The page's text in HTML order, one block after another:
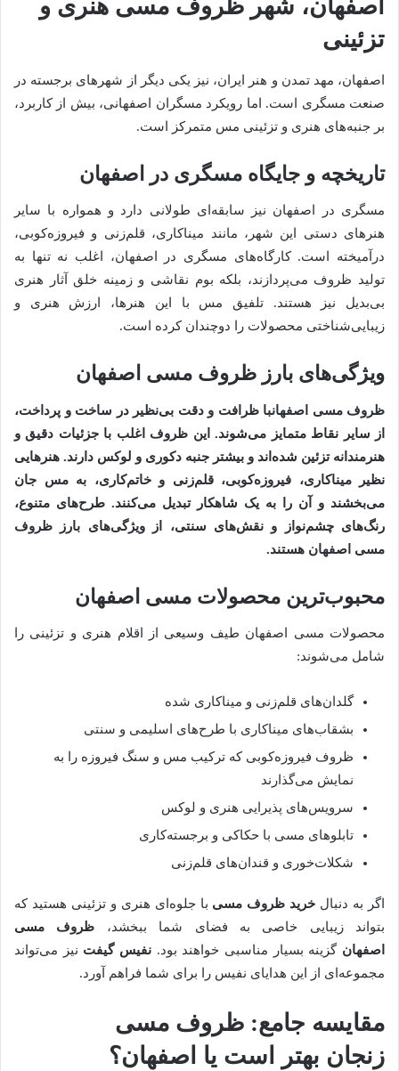
اصفهان، شهر ظروف مسی هنری و
تزئینی
اصفهان، مهد تمدن و هنر ایران، نیز یکی دیگر از شهرهای برجسته در
صنعت مسگری است. اما رویکرد مسگران اصفهانی، بیش از کاربرد،
بر جنبه‌های هنری و تزئینی مس متمرکز است.
تاریخچه و جایگاه مسگری در اصفهان
مسگری در اصفهان نیز سابقه‌ای طولانی دارد و همواره با سایر
هنرهای دستی این شهر، مانند میناکاری، قلم‌زنی و فیروزه‌کوبی،
درآمیخته است. کارگاه‌های مسگری در اصفهان، اغلب نه تنها به
تولید ظروف می‌پردازند، بلکه بوم نقاشی و زمینه خلق آثار هنری
بی‌بدیل نیز هستند. تلفیق مس با این هنرها، ارزش هنری و
زیبایی‌شناختی محصولات را دوچندان کرده است.
ویژگی‌های بارز ظروف مسی اصفهان
ظروف مسی اصفهانبا ظرافت و دقت بی‌نظیر در ساخت و پرداخت،
از سایر نقاط متمایز می‌شوند. این ظروف اغلب با جزئیات دقیق و
هنرمندانه تزئین شده‌اند و بیشتر جنبه دکوری و لوکس دارند. هنرهایی
نظیر میناکاری، فیروزه‌کوبی، قلم‌زنی و خاتم‌کاری، به مس جان
می‌بخشند و آن را به یک شاهکار تبدیل می‌کنند. طرح‌های متنوع،
رنگ‌های چشم‌نواز و نقش‌های سنتی، از ویژگی‌های بارز
ظروف
مسی اصفهان هستند.
محبوب‌ترین محصولات مسی اصفهان
محصولات مسی اصفهان طیف وسیعی از اقلام هنری و تزئینی را
شامل می‌شوند:
گلدان‌های قلم‌زنی و میناکاری شده
بشقاب‌های میناکاری با طرح‌های اسلیمی و سنتی
ظروف فیروزه‌کوبی که ترکیب مس و سنگ فیروزه را به
نمایش می‌گذارند
سرویس‌های پذیرایی هنری و لوکس
تابلوهای مسی با حکاکی و برجسته‌کاری
شکلات‌خوری و قندان‌های قلم‌زنی
اگر به دنبال خرید ظروف مسی با جلوه‌ای هنری و تزئینی هستید که
بتواند زیبایی خاصی به فضای شما ببخشد،
ظروف مسی
اصفهان گزینه بسیار مناسبی خواهند بود. نفیس گیفت نیز می‌تواند
مجموعه‌ای از این هدایای نفیس را برای شما فراهم آورد.
مقایسه جامع: ظروف مسی
زنجان بهتر است یا اصفهان؟